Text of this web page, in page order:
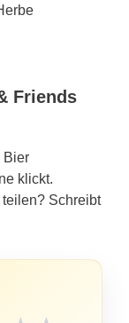
Friends
Bier
klickt.
teilen? Schreibt